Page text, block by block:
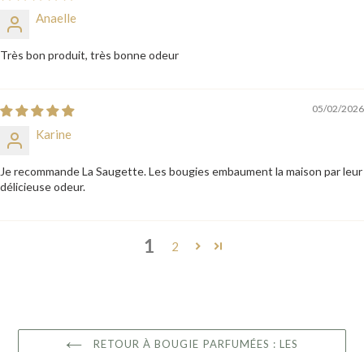
Anaelle
Très bon produit, très bonne odeur
05/02/2026
Karine
Je recommande La Saugette. Les bougies embaument la maison par leur
délicieuse odeur.
1 2
RETOUR À BOUGIE PARFUMÉES : LES